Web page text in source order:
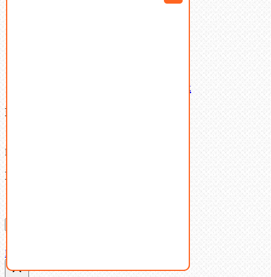
Латунный и бронзовый крепеж
Ваша корзина
В корзине нет товаров.
Поиск
Don't show this popup again